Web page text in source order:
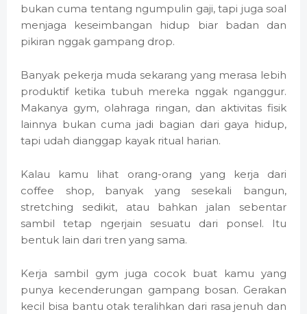
bukan cuma tentang ngumpulin gaji, tapi juga soal
menjaga keseimbangan hidup biar badan dan
pikiran nggak gampang drop.
Banyak pekerja muda sekarang yang merasa lebih
produktif ketika tubuh mereka nggak nganggur.
Makanya gym, olahraga ringan, dan aktivitas fisik
lainnya bukan cuma jadi bagian dari gaya hidup,
tapi udah dianggap kayak ritual harian.
Kalau kamu lihat orang-orang yang kerja dari
coffee shop, banyak yang sesekali bangun,
stretching sedikit, atau bahkan jalan sebentar
sambil tetap ngerjain sesuatu dari ponsel. Itu
bentuk lain dari tren yang sama.
Kerja sambil gym juga cocok buat kamu yang
punya kecenderungan gampang bosan. Gerakan
kecil bisa bantu otak teralihkan dari rasa jenuh dan